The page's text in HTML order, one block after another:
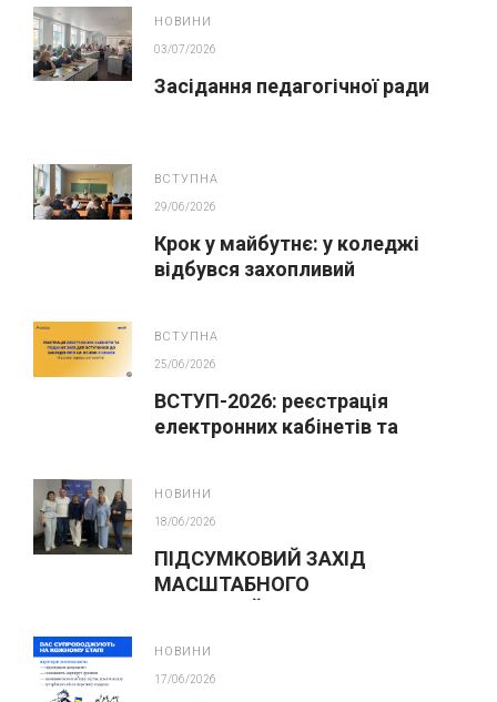
НОВИНИ
03/07/2026
Засідання педагогічної ради
ВСТУПНА
29/06/2026
Крок у майбутнє: у коледжі
відбувся захопливий
ВСТУПНА
25/06/2026
ВСТУП-2026: реєстрація
електронних кабінетів та
НОВИНИ
18/06/2026
ПІДСУМКОВИЙ ЗАХІД
МАСШТАБНОГО
НОВИНИ
17/06/2026